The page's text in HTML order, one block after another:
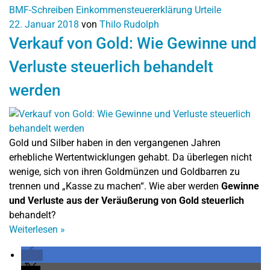
BMF-Schreiben Einkommensteuererklärung Urteile
22. Januar 2018 von Thilo Rudolph
Verkauf von Gold: Wie Gewinne und
Verluste steuerlich behandelt
werden
Gold und Silber haben in den vergangenen Jahren
erhebliche Wertentwicklungen gehabt. Da überlegen nicht
wenige, sich von ihren Goldmünzen und Goldbarren zu
trennen und „Kasse zu machen“. Wie aber werden Gewinne
und Verluste aus der Veräußerung von Gold steuerlich
behandelt?
Weiterlesen »